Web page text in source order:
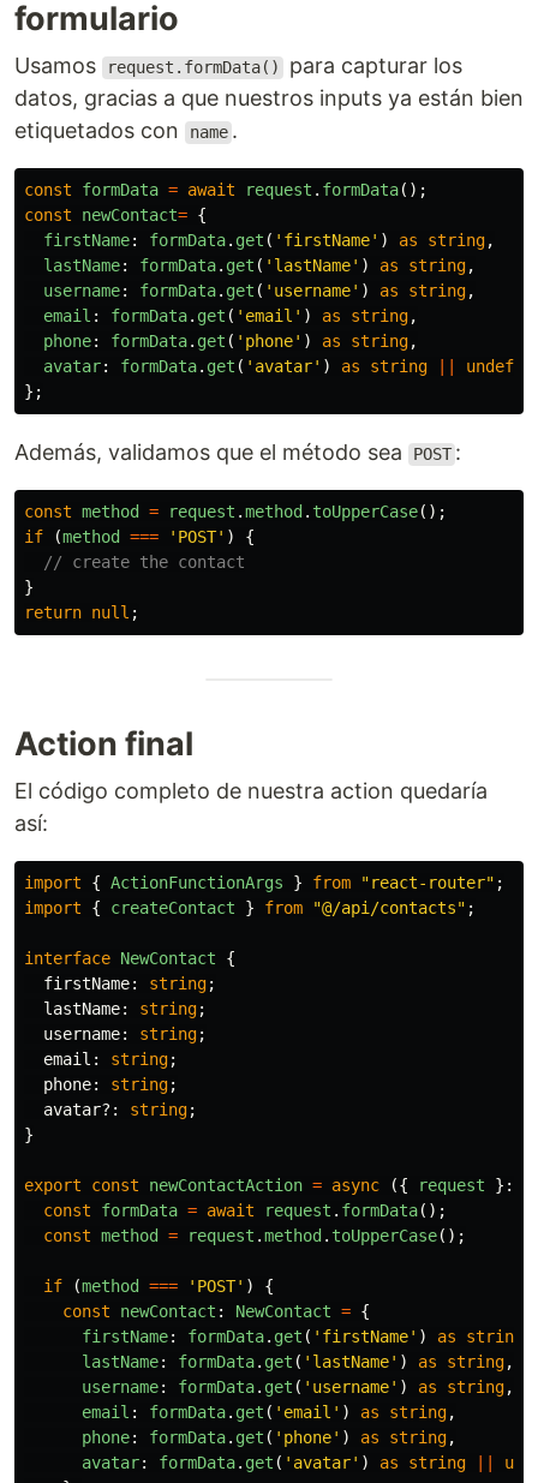
formulario
Usamos request.formData()
para capturar los
datos, gracias a que nuestros inputs ya están bien
etiquetados con
name .
const formData = await request . formData();
const
newContact= {
firstName: formData. get ( ' firstName' ) as string,
lastName: formData. get ( ' lastName' ) as string,
username: formData. get ( ' username' ) as string,
email : formData. get ( ' email ' ) as string,
phone: formData. get ( ' phone' ) as string,
avatar: formData. get ( ' avatar' ) as string
};
Además, validamos que el método sea POST :
const method = request .method . toUpperCase();
if
(method === ' POST' )
{
// create the contact
}
return null ;
Action final
El código completo de nuestra action quedaría
así:
import { ActionFunctionArgs } from "react-router" ;
import
{ createContact } from "@/api/contacts" ;
interface NewContact
{
firstName: string;
lastName: string;
username: string;
email : string;
phone: string;
avatar?: string;
}
export const newContactAction = async ({ request }:
const
formData = await request . formData();
const method = request .method . toUpperCase();
if (method === ' POST' )
{
const
newContact : NewContact = {
firstName: formData. get ( ' firstName' ) as string
lastName: formData. get ( ' lastName' ) as string,
username: formData. get ( ' username' ) as string,
email : formData. get ( ' email ' ) as string,
phone: formData. get ( ' phone' ) as string,
avatar: formData. get ( ' avatar' ) as string